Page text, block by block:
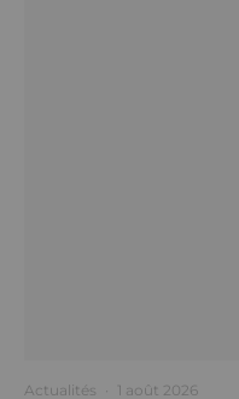
Actualités · 1 août 2026